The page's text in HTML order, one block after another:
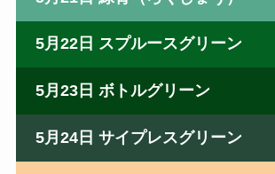
5月22日 スプルースグリーン
5月23日 ボトルグリーン
5月24日 サイプレスグリーン